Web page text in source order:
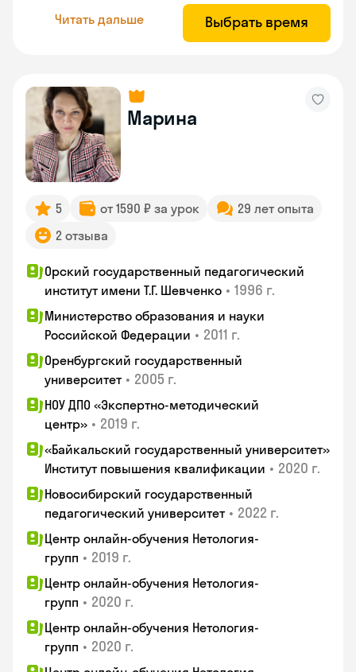
Читать дальше Выбрать время
Марина
5 от 1590 ₽ за урок
29 лет опыта
2 отзыва
Орский государственный педагогический
институт имени Т.Г. Шевченко • 1996 г.
Министерство образования и науки
Российской Федерации • 2011 г.
Оренбургский государственный
университет • 2005 г.
НОУ ДПО «Экспертно-методический
центр» • 2019 г.
«Байкальский государственный университет»
Институт повышения квалификации • 2020 г.
Новосибирский государственный
педагогический университет • 2022 г.
Центр онлайн-обучения Нетология-
групп • 2019 г.
Центр онлайн-обучения Нетология-
групп • 2020 г.
Центр онлайн-обучения Нетология-
групп • 2020 г.